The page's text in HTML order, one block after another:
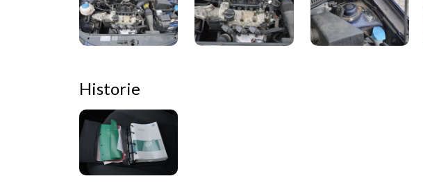
Historie